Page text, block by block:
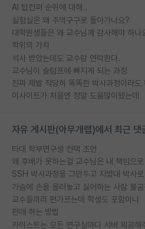
AI 탑컨퍼 순위에 대해..
실험실은 왜 주먹구구로 돌아가나요?
대학원생들은 왜 교수님께 감사해야 하나
학위의 가치
석사 받았는데도 교수랑 연락한다.
교수님이 슬럼프에 빠지게 되는 과정
이사이트가 처음엔 정말 도움많이됐는데
자유 게시판(아무개랩)에서 최근 댓
타대 학부연구생 컨택 조언
가슴에 손을 올려놓고 싫어하는 사람 불
교수들끼리 편가르는데 학생도 포함이냐
편애 하는 방법
카이스트는 모든 연구실마다 서버 제공해